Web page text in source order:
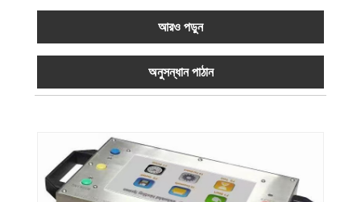
আরও পড়ুন
অনুসন্ধান পাঠান